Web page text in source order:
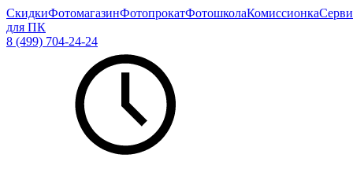
СкидкиФотомагазинФотопрокатФотошколаКомиссионка
для ПК
8 (499) 704-24-24